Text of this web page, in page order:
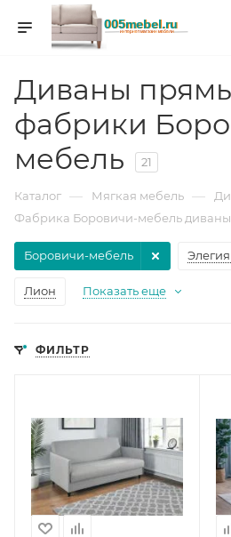
Диваны
фабрики
мебель
21
Каталог — Мягкая мебель —
Фабрика Боровичи-мебель
Боровичи-мебель
Лион Показать еще
ФИЛЬТР